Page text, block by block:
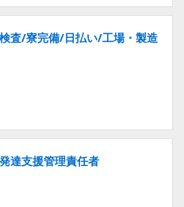
査/寮完備/日払い/工場・製造
達支援管理責任者